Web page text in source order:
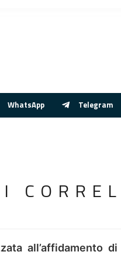
WhatsApp Telegram
all’affidamento